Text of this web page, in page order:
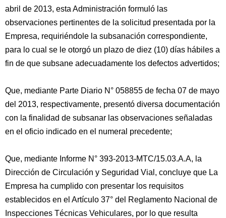
abril de 2013, esta Administración formuló las
observaciones pertinentes de la solicitud presentada por la
Empresa, requiriéndole la subsanación correspondiente,
para lo cual se le otorgó un plazo de diez (10) días hábiles a
fin de que subsane adecuadamente los defectos advertidos;
Que, mediante Parte Diario N° 058855 de fecha 07 de mayo
del 2013, respectivamente, presentó diversa documentación
con la finalidad de subsanar las observaciones señaladas
en el oficio indicado en el numeral precedente;
Que, mediante Informe N° 393-2013-MTC/15.03.A.A, la
Dirección de Circulación y Seguridad Vial, concluye que La
Empresa ha cumplido con presentar los requisitos
establecidos en el Artículo 37° del Reglamento Nacional de
Inspecciones Técnicas Vehiculares, por lo que resulta